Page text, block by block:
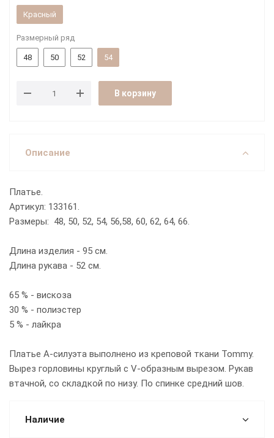
Красный
Размерный ряд
48 50 52 54
В корзину
Описание
Платье.
Артикул: 133161.
Размеры: 48, 50, 52, 54, 56,58, 60, 62, 64, 66.
Длина изделия - 95 см.
Длина рукава - 52 см.
65 % - вискоза
30 % - полиэстер
5 % - лайкра
Платье А-силуэта выполнено из креповой ткани Tommy.
Вырез горловины круглый с V-образным вырезом. Рукав
втачной, со складкой по низу. По спинке средний шов.
Наличие